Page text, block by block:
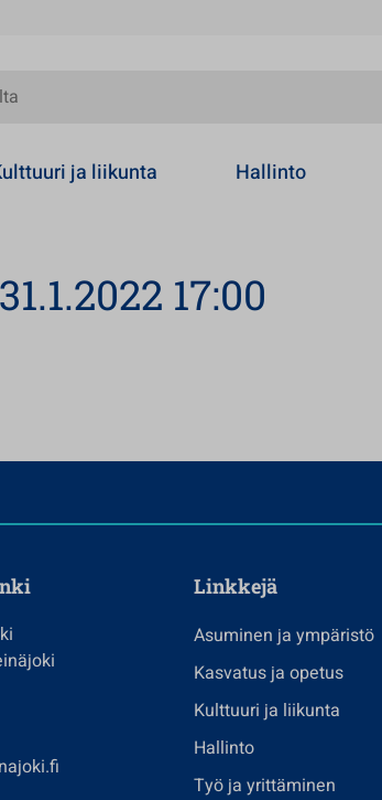
ja liikunta Hallinto
17:00
Linkkejä
Asuminen ja ympäristö
Kasvatus ja opetus
Kulttuuri ja liikunta
Hallinto
Työ ja yrittäminen